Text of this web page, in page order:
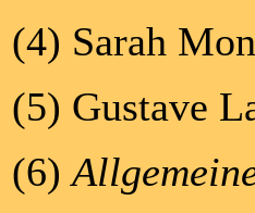
(4) Sarah
(5) Gustave
(6)